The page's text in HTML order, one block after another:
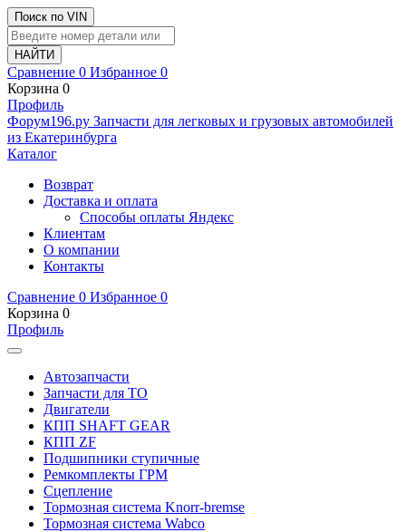
Поиск по VIN
Сравнение 0 Избранное 0
Корзина 0
Профиль
Фoрум196.ру Запчасти для легковых и грузовых автомобилей
из Екатеринбурга
Каталог
Возврат
Доставка и оплата
Способы оплаты Яндекс
Клиентам
О компании
Контакты
Сравнение 0 Избранное 0
Корзина 0
Профиль
Автозапчасти
Запчасти для ТО
Двигатели
КПП SHAFT GEAR
КПП ZF
Подшипники ступичные
Ремкомплекты ГРМ
Сцепление
Тормозная система Knorr-bremse
Тормозная система Wabco